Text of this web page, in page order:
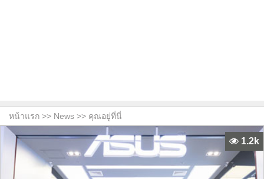
หน้าแรก >> News >> คุณอยู่ที่นี่
1.2k